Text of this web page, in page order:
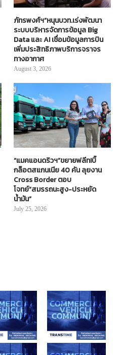
ภัทรพงศ์ฯ”หนุนบวท.เร่งพัฒนา
ระบบบริหารจัดการข้อมูล Big
Data และ AI เชื่อมข้อมูลการบิน
เพิ่มประสิทธิภาพบริการจราจร
ทางอากาศ
August 3, 2026
“แมคแอนดริวฯ”ขยายฟลีท!บิ๊
กล็อตสแกนเนีย 40 คัน ลุยงาน
Cross Border ตอบ
โจทย์“สมรรถนะสูง-ประหยัด
น้ำมัน”
July 25, 2026